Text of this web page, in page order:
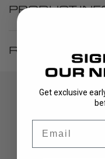
PRODUCT
RECENSIONER
Get exclusive